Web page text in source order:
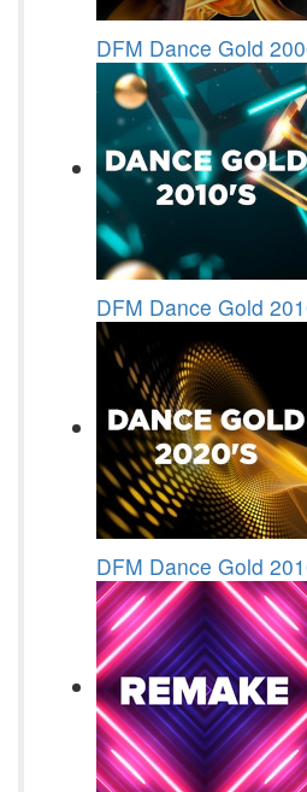
DFM Dance Gold
DFM Dance Gold
DFM Dance Gold